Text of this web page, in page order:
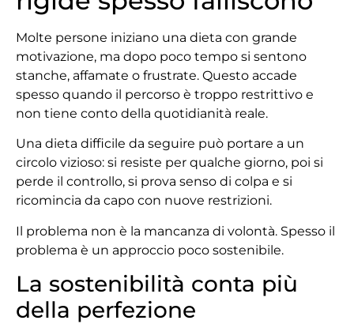
Molte persone iniziano una dieta con grande
motivazione, ma dopo poco tempo si sentono
stanche, affamate o frustrate. Questo accade
spesso quando il percorso è troppo restrittivo e
non tiene conto della quotidianità reale.
Una dieta difficile da seguire può portare a un
circolo vizioso: si resiste per qualche giorno, poi si
perde il controllo, si prova senso di colpa e si
ricomincia da capo con nuove restrizioni.
Il problema non è la mancanza di volontà. Spesso il
problema è un approccio poco sostenibile.
La sostenibilità conta più
della perfezione